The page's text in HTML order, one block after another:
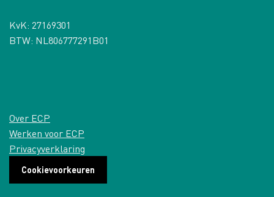
KvK: 27169301
BTW: NL806777291B01
Over ECP
Werken voor ECP
Privacyverklaring
Cookievoorkeuren